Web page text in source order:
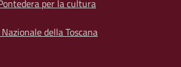
per la cultura
della Toscana